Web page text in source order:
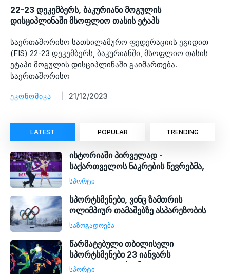
22-23 დეკემბერს, ბაკურიანი მოგულის
დისციპლინაში მსოფლიო თასის ეტაპს
საერთაშორისო სათხილამურო ფედერაციის ეგიდით
(FIS) 22-23 დეკემბერს, ბაკურიანში, მსოფლიო თასის
ეტაპი მოგულის დისციპლინაში გაიმართება.
საერთაშორისო
ᲔᲙᲝᲜᲝᲛᲘᲙᲐ 21/12/2023
LATEST POPULAR TRENDING
ისტორიაში პირველად -
საქართველოს ნაკრების წევრებმა,
ანასტასია მეტელკინამ და ლუკა
ბერულავამ მსოფლიო ჩემპიონატზე
ვერცხლის მედლები მოიპოვეს
ᲡᲞᲝᲠᲢᲘ
სპორტსმენები, ვინც ზამთრის
ოლიმპიურ თამაშებზე ასპარეზობის
უფლება მოიპოვა, 50 000 ლარს
მიიღებენ - ირაკლი კობახიძე
ᲡᲐᲖᲝᲒᲐᲓᲝᲔᲑᲐ
წარმატებული თბილისელი
სპორტსმენები 23 იანვარს
დაჯილდოვდებიან
ᲡᲞᲝᲠᲢᲘ